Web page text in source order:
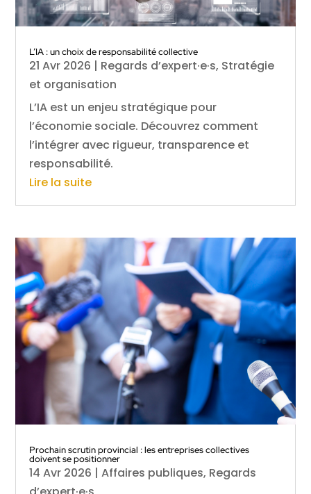
L’IA : un choix de responsabilité collective
21 Avr 2026 | Regards d’expert·e·s, Stratégie
et organisation
L’IA est un enjeu stratégique pour
l’économie sociale. Découvrez comment
l’intégrer avec rigueur, transparence et
responsabilité.
Lire la suite
Prochain scrutin provincial : les entreprises collectives
doivent se positionner
14 Avr 2026 |Affaires publiques, Regards